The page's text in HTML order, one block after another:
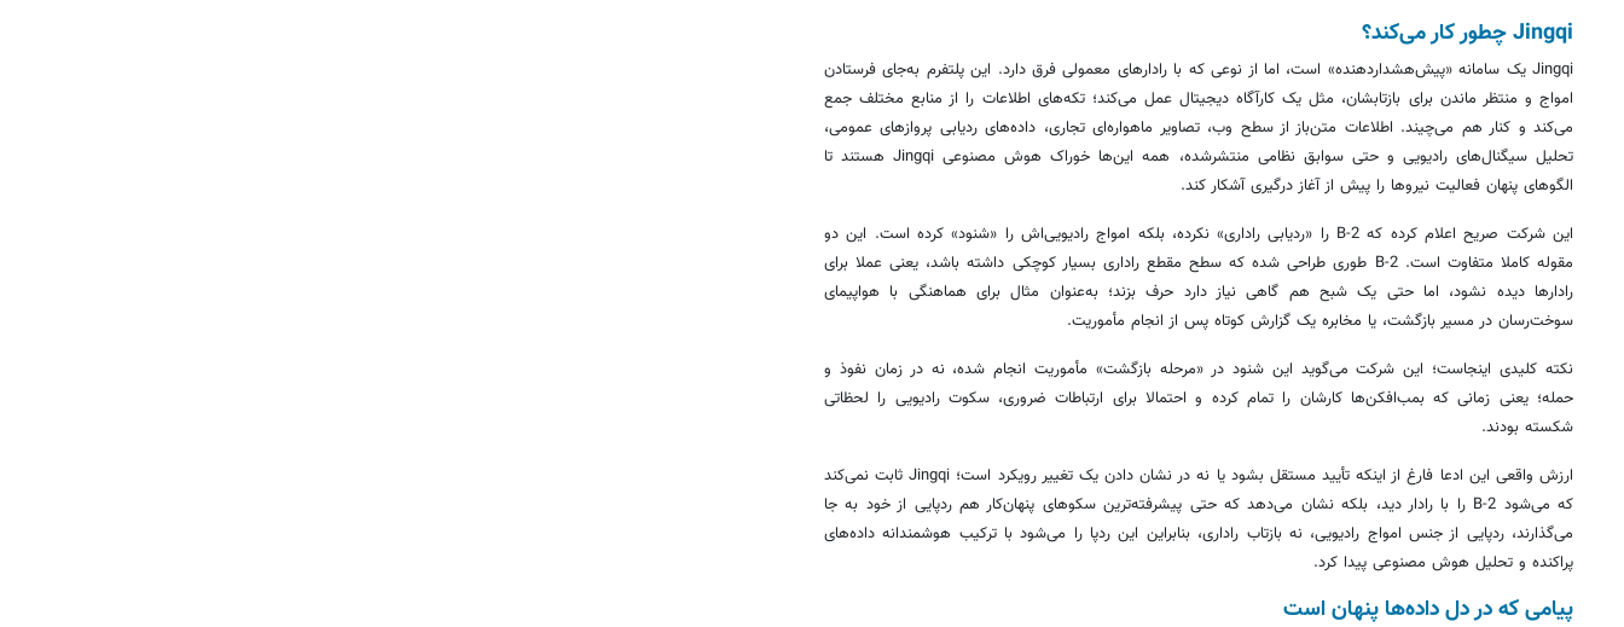
Jingqi چطور کار می‌کند؟
Jingqi یک سامانه «پیش‌هشداردهنده» است، اما از نوعی که با رادارهای معمولی فرق دارد. این پلتفرم به‌جای فرستادن
امواج و منتظر ماندن برای بازتابشان، مثل یک کارآگاه دیجیتال عمل می‌کند؛ تکه‌های اطلاعات را از منابع مختلف جمع
می‌کند و کنار هم می‌چیند. اطلاعات متن‌باز از سطح وب، تصاویر ماهواره‌ای تجاری، داده‌های ردیابی پروازهای عمومی،
تحلیل سیگنال‌های رادیویی و حتی سوابق نظامی منتشرشده، همه این‌ها خوراک هوش مصنوعی Jingqi هستند تا
الگوهای پنهان فعالیت نیروها را پیش از آغاز درگیری آشکار کند.
این شرکت صریح اعلام کرده که B-2 را «ردیابی راداری» نکرده، بلکه امواج رادیویی‌اش را «شنود» کرده است. این دو
مقوله کاملا متفاوت‌ است. B-2 طوری طراحی شده که سطح مقطع راداری بسیار کوچکی داشته باشد، یعنی عملا برای
رادارها دیده نشود، اما حتی یک شبح هم گاهی نیاز دارد حرف بزند؛ به‌عنوان مثال برای هماهنگی با هواپیمای
سوخت‌رسان در مسیر بازگشت، یا مخابره یک گزارش کوتاه پس از انجام مأموریت.
نکته کلیدی اینجاست؛ این شرکت می‌گوید این شنود در «مرحله بازگشت» مأموریت انجام شده، نه در زمان نفوذ و
حمله؛ یعنی زمانی که بمب‌افکن‌ها کارشان را تمام کرده و احتمالا برای ارتباطات ضروری، سکوت رادیویی را لحظاتی
شکسته بودند.
ارزش واقعی این ادعا فارغ از اینکه تأیید مستقل بشود یا نه در نشان دادن یک تغییر رویکرد است؛ Jingqi ثابت نمی‌کند
که می‌شود B-2 را با رادار دید، بلکه نشان می‌دهد که حتی پیشرفته‌ترین سکوهای پنهان‌کار هم ردپایی از خود به جا
می‌گذارند، ردپایی از جنس امواج رادیویی، نه بازتاب راداری، بنابراین این ردپا را می‌شود با ترکیب هوشمندانه داده‌های
پراکنده و تحلیل هوش مصنوعی پیدا کرد.
پیامی که در دل داده‌ها پنهان است